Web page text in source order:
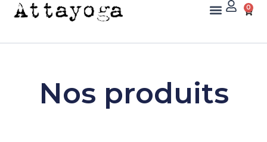
0
Nos produits